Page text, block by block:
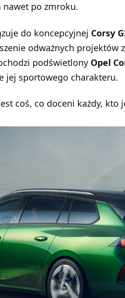
nawet po zmroku.
do koncepcyjnej Corsy
odważnych projektów
podświetlony Opel
jej sportowego charakteru.
coś, co doceni każdy, kto